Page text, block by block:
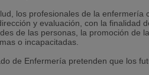
los profesionales de la
y evaluación, con la finalidad
de las personas, la promoción de
o incapacitadas.
de Enfermería pretenden que los